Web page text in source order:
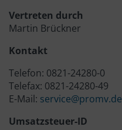
Vertreten durch
Martin Brückner
Kontakt
Telefon: 0821-24280-0
Telefax: 0821-24280-49
E-Mail: service@promv.de
Umsatzsteuer-ID